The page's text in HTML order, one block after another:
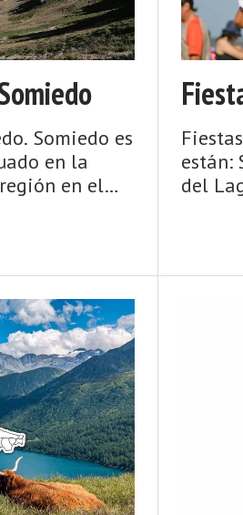
Somiedo es
en la
en el
están:
del